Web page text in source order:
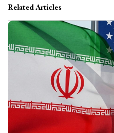
Related Articles